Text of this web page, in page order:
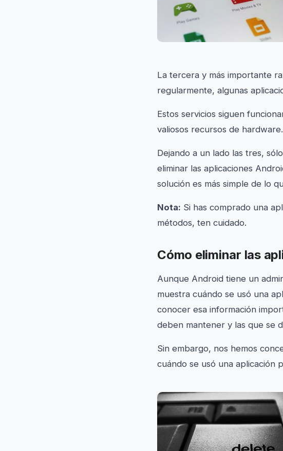
La tercera y más importante
regularmente, algunas
Estos servicios siguen
valiosos recursos de
Dejando a un lado las tres,
eliminar las aplicaciones
solución es más simple de lo
Nota: Si has comprado una
métodos, ten cuidado.
Cómo eliminar las
Aunque Android tiene un
muestra cuándo se usó una
conocer esa información
deben mantener y las que se
Sin embargo, nos hemos
cuándo se usó una aplicación